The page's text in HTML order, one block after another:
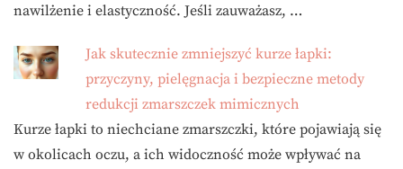
nawilżenie i elastyczność. Jeśli zauważasz, …
Jak skutecznie zmniejszyć kurze łapki:
przyczyny, pielęgnacja i bezpieczne metody
redukcji zmarszczek mimicznych
Kurze łapki to niechciane zmarszczki, które pojawiają się
w okolicach oczu, a ich widoczność może wpływać na